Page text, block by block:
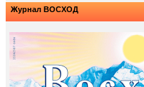
Журнал ВОСХОД